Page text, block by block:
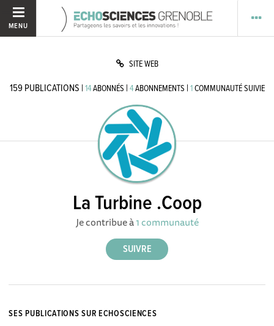
MENU
SITE WEB
159 PUBLICATIONS | 14ABONNÉS | 4ABONNEMENTS | 1COMMUNAUTÉ SUIVIE
La Turbine .Coop
Je contribue à1 communauté
SES PUBLICATIONS SUR ECHOSCIENCES